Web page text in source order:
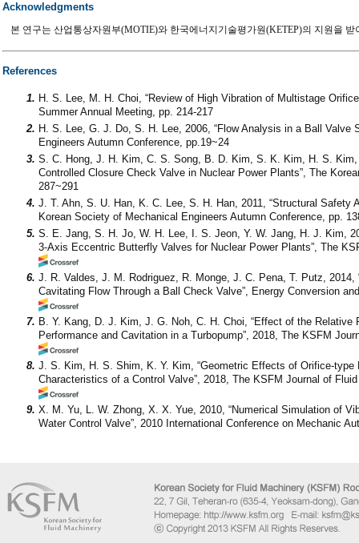
Acknowledgments
본 연구는 산업통상자원부(MOTIE)와 한국에너지기술평가원(KETEP)의 지원을 받
References
1. H. S. Lee, M. H. Choi, “Review of High Vibration of Multistage
Summer Annual Meeting, pp. 214-217
2. H. S. Lee, G. J. Do, S. H. Lee, 2006, “Flow Analysis in a Ball
Engineers Autumn Conference, pp.19~24
3. S. C. Hong, J. H. Kim, C. S. Song, B. D. Kim, S. K. Kim, H. S.
Controlled Closure Check Valve in Nuclear Power Plants”, The
287~291
4. J. T. Ahn, S. U. Han, K. C. Lee, S. H. Han, 2011, “Structural Safety
Korean Society of Mechanical Engineers Autumn Conference, pp.
5. S. E. Jang, S. H. Jo, W. H. Lee, I. S. Jeon, Y. W. Jang, H. J. Kim,
3-Axis Eccentric Butterfly Valves for Nuclear Power Plants”, The
6. J. R. Valdes, J. M. Rodriguez, R. Monge, J. C. Pena, T. Putz,
Cavitating Flow Through a Ball Check Valve”, Energy Conversion
7. B. Y. Kang, D. J. Kim, J. G. Noh, C. H. Choi, “Effect of the
Performance and Cavitation in a Turbopump”, 2018, The KSFM
8. J. S. Kim, H. S. Shim, K. Y. Kim, “Geometric Effects of Orifice-
Characteristics of a Control Valve”, 2018, The KSFM Journal of
9. X. M. Yu, L. W. Zhong, X. X. Yue, 2010, “Numerical Simulation of
Water Control Valve”, 2010 International Conference on Mechanic